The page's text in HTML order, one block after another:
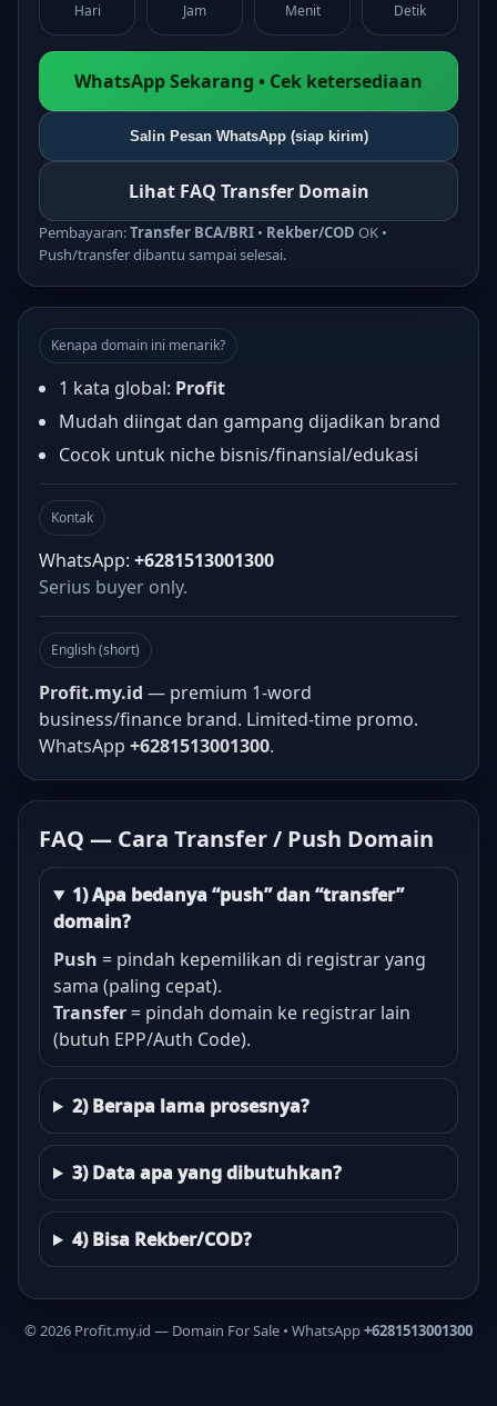
Hari Jam Menit Detik
WhatsApp Sekarang • Cek ketersediaan
Salin Pesan WhatsApp (siap kirim)
Lihat FAQ Transfer Domain
Pembayaran:Transfer BCA/BRI • Rekber/COD OK •
Push/transfer dibantu sampai selesai.
Kenapa domain ini menarik?
1 kata global: Profit
Mudah diingat dan gampang dijadikan brand
Cocok untuk niche bisnis/finansial/edukasi
Kontak
WhatsApp: +6281513001300
Serius buyer only.
English (short)
Profit.my.id — premium 1-word
business/finance brand. Limited-time promo.
WhatsApp +6281513001300.
FAQ — Cara Transfer / Push Domain
1) Apa bedanya “push” dan “transfer”
domain?
Push = pindah kepemilikan di registrar yang
sama (paling cepat).
Transfer = pindah domain ke registrar lain
(butuh EPP/Auth Code).
2) Berapa lama prosesnya?
3) Data apa yang dibutuhkan?
4) Bisa Rekber/COD?
© 2026 Profit.my.id — Domain For Sale • WhatsApp+6281513001300